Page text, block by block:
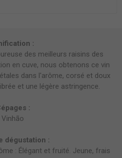
:
des meilleurs raisins des
en cuve, nous obtenons ce vin
dans l'arôme, corsé et doux
et une légère astringence.
:
Vinhão
dégustation :
: Élégant et fruité. Jeune, frais